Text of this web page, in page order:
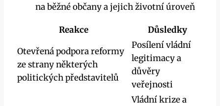
na běžné občany a jejich životní úroveň
Reakce
Důsledky
Otevřená podpora reformy
ze strany některých
politických představitelů
Posílení vládní
legitimacy a
důvěry
veřejnosti
Vládní krize a